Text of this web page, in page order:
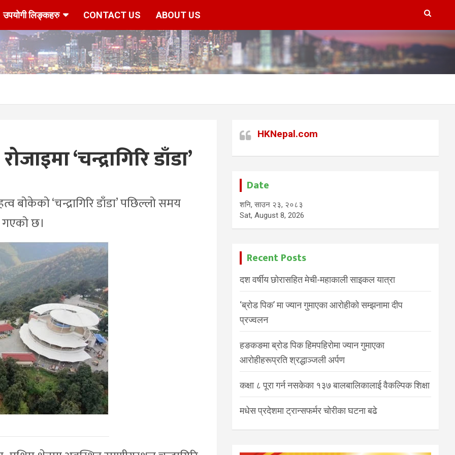
उपयोगी लिङ्कहरु CONTACT US ABOUT US
‘चन्द्रागिरि डाँडा’
बोकेको ‘चन्द्रागिरि डाँडा’ पछिल्लो समय
गएको छ।
HKNepal.com
Date
शनि, साउन २३, २०८३
Sat, August 8, 2026
Recent Posts
दश वर्षीय छोरासहित मेची-महाकाली साइकल यात्रा
‘ब्रोड पिक’ मा ज्यान गुमाएका आरोहीको सम्झनामा दीप
प्रज्वलन
हङकङमा ब्रोड पिक हिमपहिरोमा ज्यान गुमाएका
आरोहीहरूप्रति श्रद्धाञ्जली अर्पण
कक्षा ८ पूरा गर्न नसकेका १३७ बालबालिकालाई वैकल्पिक शिक्षा
मधेस प्रदेशमा ट्रान्सफर्मर चोरीका घटना बढे